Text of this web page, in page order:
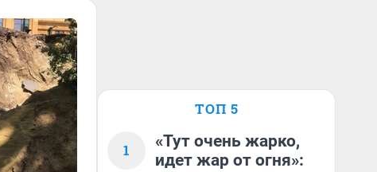
ТОП 5
1
«Тут очень жарко,
идет жар от огня»: